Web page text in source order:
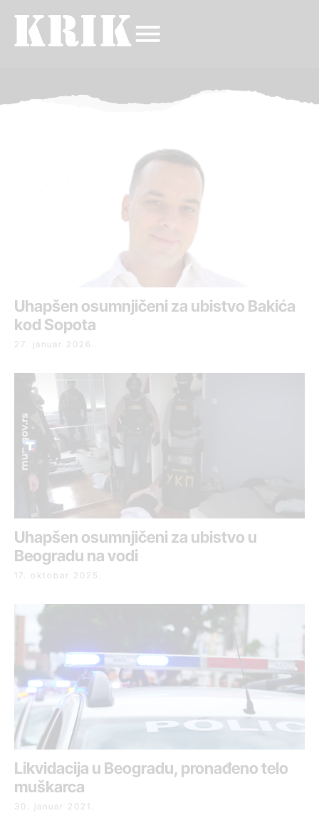
Uhapšen osumnjičeni za ubistvo Bakića
kod Sopota
27. januar 2026.
Uhapšen osumnjičeni za ubistvo u
Beogradu na vodi
17. oktobar 2025.
Likvidacija u Beogradu, pronađeno telo
muškarca
30. januar 2021.